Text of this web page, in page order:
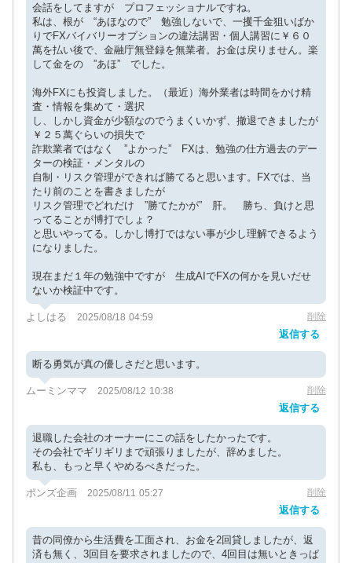
会話をしてますが プロフェッショナルですね。
私は、根が “あほなので” 勉強しないで、一攫千金狙いばか
りでFXバイバリーオプションの違法講習・個人講習に￥６０
萬を払い後で、金融庁無登録を無業者。お金は戻りません。楽
して金をの ”あほ” でした。
海外FXにも投資しました。（最近）海外業者は時間をかけ精
査・情報を集めて・選択
し、しかし資金が少額なのでうまくいかず、撤退できましたが
￥２５萬ぐらいの損失で
詐欺業者ではなく ”よかった” FXは、勉強の仕方過去のデー
ターの検証・メンタルの
自制・リスク管理ができれば勝てると思います。FXでは、当
たり前のことを書きましたが
リスク管理でどれだけ ”勝てたかが” 肝。 勝ち、負けと思
ってることが博打でしょ？
と思いやってる。しかし博打ではない事が少し理解できるよう
になりました。
現在まだ１年の勉強中ですが 生成AIでFXの何かを見いだせ
ないか検証中です。
よしはる 2025/08/18 04:59 削除
返信する
断る勇気が真の優しさだと思います。
ムーミンママ 2025/08/12 10:38 削除
返信する
退職した会社のオーナーにこの話をしたかったです。
その会社でギリギリまで頑張りましたが、辞めました。
私も、もっと早くやめるべきだった。
ポンズ企画 2025/08/11 05:27 削除
返信する
昔の同僚から生活費を工面され、お金を2回貸しましたが、返
済も無く、3回目を要求されましたので、4回目は無いときっぱ